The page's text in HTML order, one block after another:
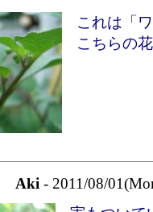
これは「
こちらの
Aki - 2011/08/